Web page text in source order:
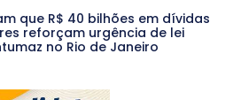
que R$ 40 bilhões em dívidas
reforçam urgência de lei
no Rio de Janeiro